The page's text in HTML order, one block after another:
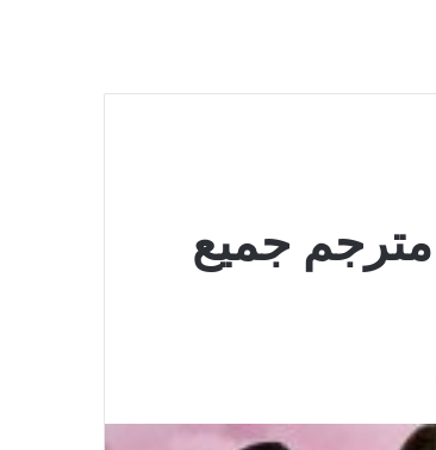
مسلسل Koo Za Rot Zab مترجم جميع